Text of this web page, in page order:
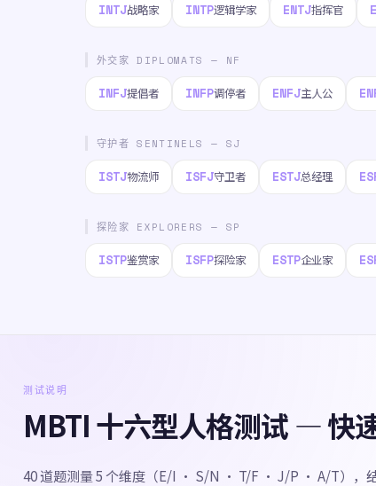
INTJ战略家 INTP逻辑学家 ENTJ指挥官
外交家 DIPLOMATS — NF
INFJ提倡者 INFP调停者 ENFJ主人公
守护者 SENTINELS — SJ
ISTJ物流师 ISFJ守卫者 ESTJ总经理
探险家 EXPLORERS — SP
ISTP鉴赏家 ISFP探险家 ESTP企业家
测试说明
MBTI 十六型人格测试 — 快
40 道题测量 5 个维度（E/I · S/N · T/F · J/P · A/T），